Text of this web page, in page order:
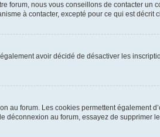
forum, nous vous conseillons de contacter un
à contacter, excepté pour ce qui est décrit
avoir décidé de désactiver les
au forum. Les cookies permettent également
déconnexion au forum, essayez de supprimer